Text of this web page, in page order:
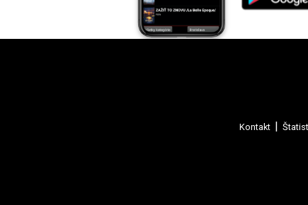
Kontakt